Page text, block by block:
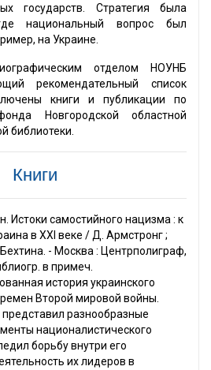
государств. Стратегия была
национальный вопрос был
на Украине.
отделом НОУНБ
рекомендательный список
книги и публикации по
Новгородской областной
библиотеки.
Книги
Истоки самостийного нацизма : к
в XXI веке / Д. Армстронг ;
- Москва : Центрполиграф,
в примеч.
история украинского
Второй мировой войны.
разнообразные
националистического
борьбу внутри его
их лидеров в